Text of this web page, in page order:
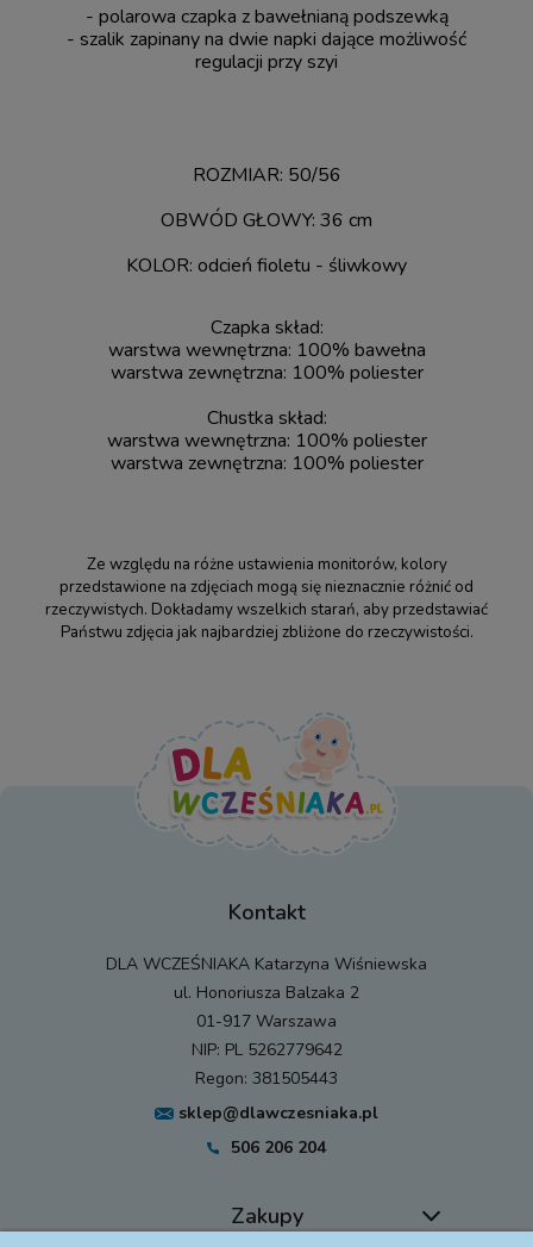
- polarowa czapka z bawełnianą podszewką
- szalik zapinany na dwie napki dające możliwość
regulacji przy szyi
ROZMIAR: 50/56
OBWÓD GŁOWY: 36 cm
KOLOR: odcień fioletu - śliwkowy
Czapka skład:
warstwa wewnętrzna: 100% bawełna
warstwa zewnętrzna: 100% poliester
Chustka skład:
warstwa wewnętrzna: 100% poliester
warstwa zewnętrzna: 100% poliester
Ze względu na różne ustawienia monitorów, kolory
przedstawione na zdjęciach mogą się nieznacznie różnić od
rzeczywistych. Dokładamy wszelkich starań, aby przedstawiać
Państwu zdjęcia jak najbardziej zbliżone do rzeczywistości.
Kontakt
DLA WCZEŚNIAKA Katarzyna Wiśniewska
ul. Honoriusza Balzaka 2
01-917 Warszawa
NIP: PL 5262779642
Regon: 381505443
sklep@dlawczesniaka.pl
506 206 204
Zakupy